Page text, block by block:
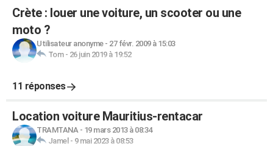
Crète : louer une voiture, un scooter ou une
moto ?
Utilisateur anonyme- 27 févr. 2009 à 15:03
Tom- 26 juin 2019 à 19:52
11 réponses
Location voiture Mauritius-rentacar
TRAMTANA- 19 mars 2013 à 08:34
Jamel - 9 mai 2023 à 08:53